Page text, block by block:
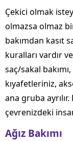
Çekici olmak
olmazsa olmaz
bakımdan kasıt
kuralları vardır
saç/sakal
kıyafetleriniz,
ana gruba
çevrenizdeki
Ağız Bakımı